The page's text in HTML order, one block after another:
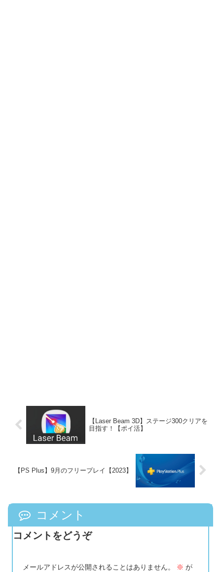
【Laser Beam 3D】ステージ300クリアを
目指す！【ポイ活】
【PS Plus】9月のフリープレイ【2023】
コメント
コメントをどうぞ
メールアドレスが公開されることはありません。 ※ が